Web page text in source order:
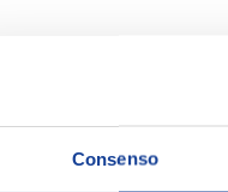
Consenso
per gli
un'ampia